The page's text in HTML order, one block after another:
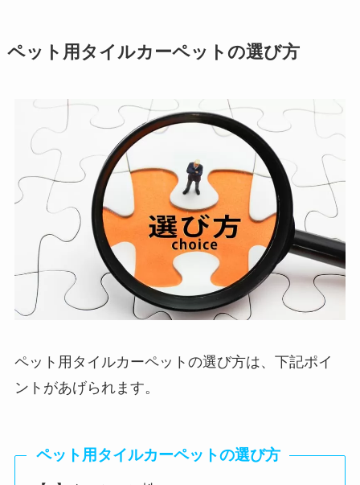
ペット用タイルカーペットの選び方
ペット用タイルカーペットの選び方は、下記ポイ
ントがあげられます。
ペット用タイルカーペットの選び方